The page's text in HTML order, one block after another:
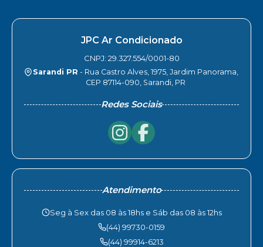
JPC Ar Condicionado
CNPJ: 29.327.554/0001-80
Sarandi PR - Rua Castro Alves, 1975, Jardim Panorama,
CEP 87114-090, Sarandi, PR
Redes Sociais
Atendimento
Seg à Sex das 08 às 18hs e Sáb das 08 às 12hs
(44) 99730-0159
(44) 99914-6213